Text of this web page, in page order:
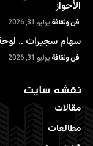
الأحواز
فن وثقافة يوليو 31, 2026
سهام سجيرات .. لوحةٌ
فن وثقافة يوليو 31, 2026
نقشه سایت
مقالات
مطالعات